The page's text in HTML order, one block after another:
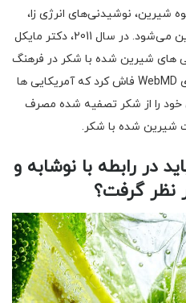
شیرین، نوشیدنی‌های انرژی زا،
لیموناد و حتی آب‌های گازدار شیرین می‌شود. در سال 2011، دکتر مایکل
های شیرین شده با شکر در فرهنگ
مدرن اشاره کرد و آمار USDA را برای WebMD فاش کرد که آمریکایی ها
غذایی خود را از شکر تصفیه شده مصرف
شیرین شده با شکر.
در رابطه با نوشابه و
نظر گرفت؟